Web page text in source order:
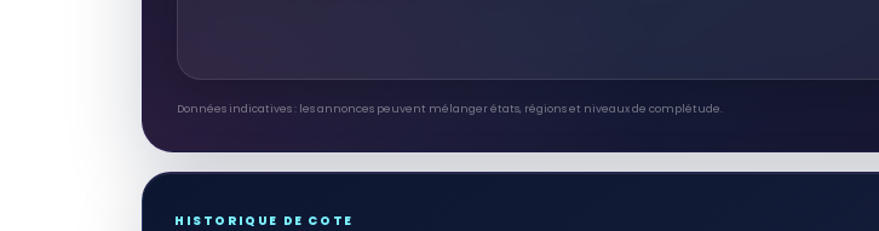
Données indicatives : les annonces peuvent mélanger états, régions et niveaux de complétude.
HISTORIQUE DE COTE